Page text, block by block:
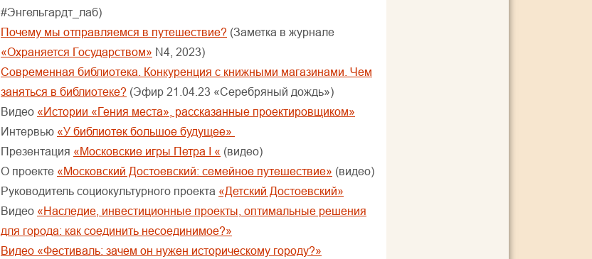
#Энгельгардт_лаб)
Почему мы отправляемся в путешествие? (Заметка в журнале
«Охраняется Государством» N4, 2023)
Современная библиотека. Конкуренция с книжными магазинами. Чем
заняться в библиотеке? (Эфир 21.04.23 «Серебряный дождь»)
Видео «Истории «Гения места», рассказанные проектировщиком»
Интервью «У библиотек большое будущее»
Презентация «Московские игры Петра I « (видео)
О проекте «Московский Достоевский: семейное путешествие» (видео)
Руководитель социокультурного проекта «Детский Достоевский»
Видео «Наследие, инвестиционные проекты, оптимальные решения
для города: как соединить несоединимое?»
Видео «Фестиваль: зачем он нужен историческому городу?»